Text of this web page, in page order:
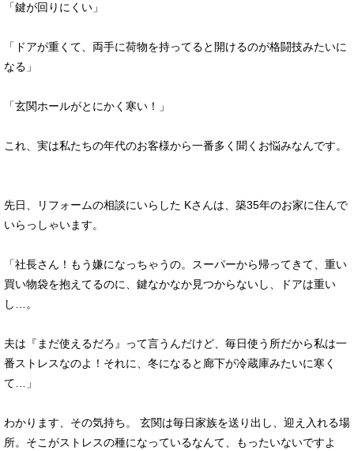
「鍵が回りにくい」
「ドアが重くて、両手に荷物を持ってると開けるのが格闘技みたいに
なる」
「玄関ホールがとにかく寒い！」
これ、実は私たちの年代のお客様から一番多く聞くお悩みなんです。
先日、リフォームの相談にいらした Kさんは、築35年のお家に住んで
いらっしゃいます。
「社長さん！もう嫌になっちゃうの。スーパーから帰ってきて、重い
買い物袋を抱えてるのに、鍵なかなか見つからないし、ドアは重い
し…。
夫は『まだ使えるだろ』って言うんだけど、毎日使う所だから私は一
番ストレスなのよ！それに、冬になると廊下が冷蔵庫みたいに寒く
て…」
わかります、その気持ち。 玄関は毎日家族を送り出し、迎え入れる場
所。そこがストレスの種になっているなんて、もったいないですよ